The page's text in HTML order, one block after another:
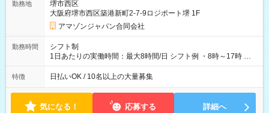
☆Amazon直雇用で安定して働けます！ 【試用期間】試用期間
あり 試用期間の長さ：1週間 雇用形態、給与は本採用時と同じ
です。
勤務地
堺市西区
大阪府堺市西区築港新町2-7-9ロジポート堺 1F
アマゾンジャパン合同会社
勤務時間
シフト制
1日あたりの実働時間：最大8時間/日 シフト例 ・8時～17時 ・
12時～21時
特徴 日払いOK / 10名以上の大量募集
気になる！ 応募する 詳細へ